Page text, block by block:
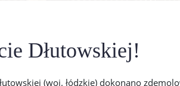
Dłutowskiej!
(woj. łódzkie) dokonano